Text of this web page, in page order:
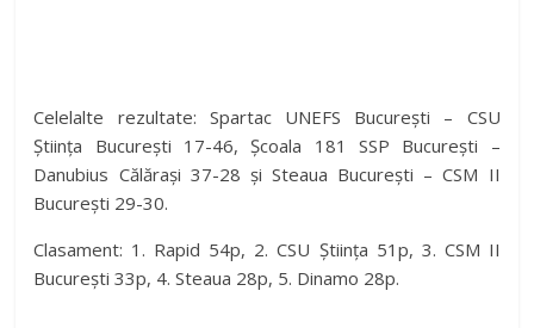
Celelalte rezultate: Spartac UNEFS București – CSU
Știința București 17-46, Școala 181 SSP București –
Danubius Călărași 37-28 și Steaua București – CSM II
București 29-30.
Clasament: 1. Rapid 54p, 2. CSU Știința 51p, 3. CSM II
București 33p, 4. Steaua 28p, 5. Dinamo 28p.